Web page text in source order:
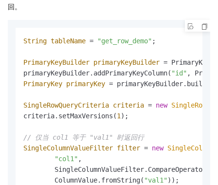
回。
String tableName = "get_row_demo" ;
PrimaryKeyBuilder primaryKeyBuilder =
primaryKeyBuilder.addPrimaryKeyColumn( "id" ,
PrimaryKey primaryKey = primaryKeyBuilder.build();
SingleRowQueryCriteria criteria = new
criteria.setMaxVersions(1);
// 仅当 col1 等于 "val1" 时返回行
SingleColumnValueFilter filter = new
"col1" ,
        ColumnValue.fromString(
"val1"